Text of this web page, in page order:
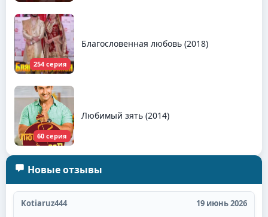
254 серия
Благословенная любовь (2018)
60 серия
Любимый зять (2014)
Новые отзывы
Kotiaruz444 19 июнь 2026